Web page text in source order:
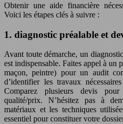
Obtenir une aide financière
Voici les étapes clés à suivre :
1. diagnostic préalable et
Avant toute démarche, un
est indispensable. Faites appel à un
maçon, peintre) pour un audit
d’identifier les travaux
Comparez plusieurs devis
qualité/prix. N’hésitez pas à
matériaux et les techniques
essentiel pour constituer votre